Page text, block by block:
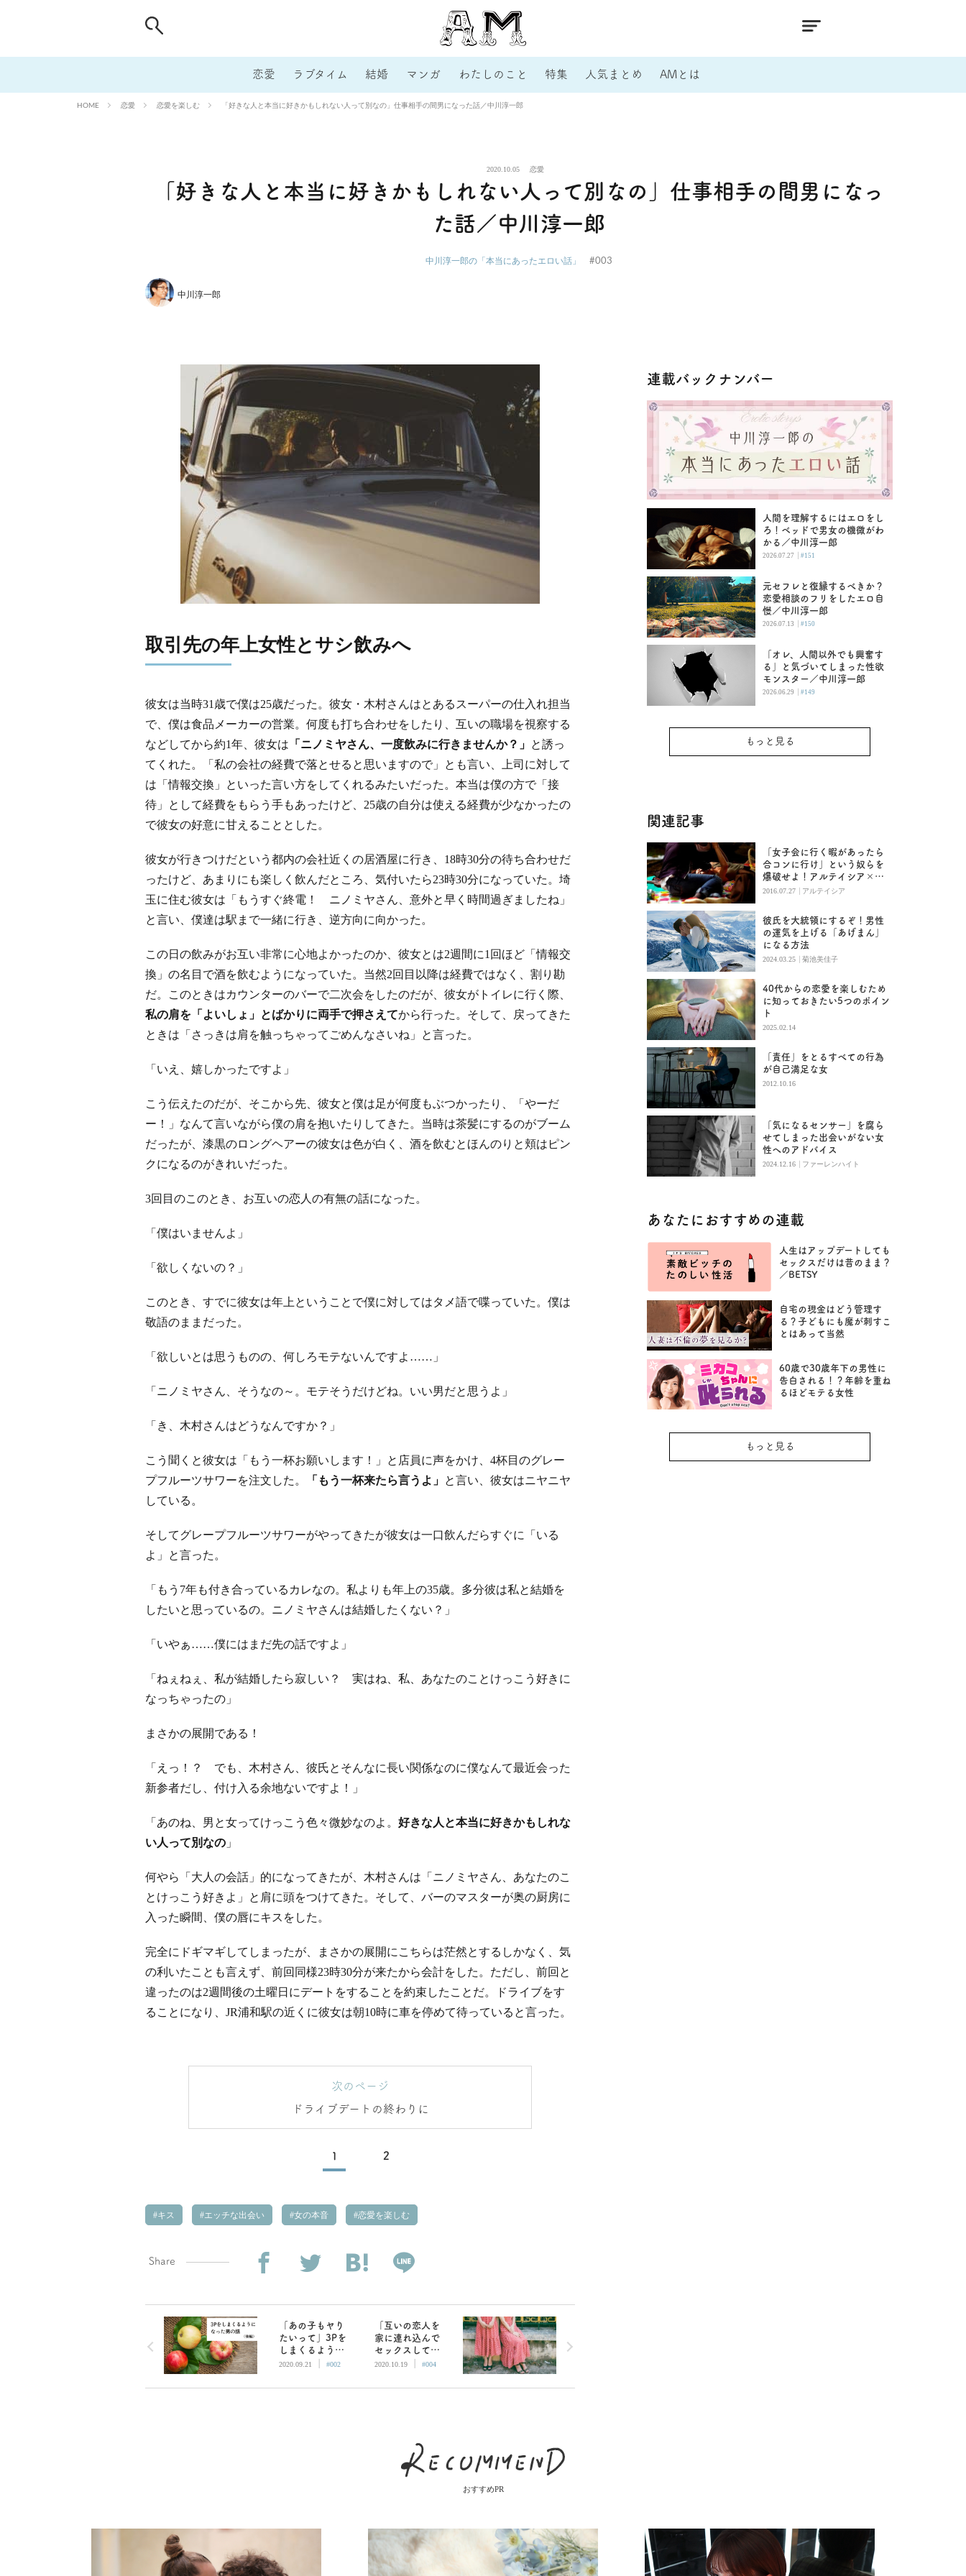
恋愛 ラブタイム 結婚 マンガ わたしのこと 特集 人気まとめ AMとは
HOME 恋愛 恋愛を楽しむ 「好きな人と本当に好きかもしれない人って別なの」仕事相手の間男になった話／中川淳一郎
2020.10.05 恋愛
「好きな人と本当に好きかもしれない人って別なの」仕事相手の間男になっ
た話／中川淳一郎
中川淳一郎の「本当にあったエロい話」 #003
中川淳一郎
取引先の年上女性とサシ飲みへ
彼女は当時31歳で僕は25歳だった。彼女・木村さんはとあるスーパーの仕入れ担当
で、僕は食品メーカーの営業。何度も打ち合わせをしたり、互いの職場を視察する
などしてから約1年、彼女は 「ニノミヤさん、一度飲みに行きませんか？」 と誘っ
てくれた。「私の会社の経費で落とせると思いますので」とも言い、上司に対して
は「情報交換」といった言い方をしてくれるみたいだった。本当は僕の方で「接
待」として経費をもらう手もあったけど、25歳の自分は使える経費が少なかったの
で彼女の好意に甘えることとした。
彼女が行きつけだという都内の会社近くの居酒屋に行き、18時30分の待ち合わせだ
ったけど、あまりにも楽しく飲んだところ、気付いたら23時30分になっていた。埼
玉に住む彼女は「もうすぐ終電！ ニノミヤさん、意外と早く時間過ぎましたね」
と言い、僕達は駅まで一緒に行き、逆方向に向かった。
この日の飲みがお互い非常に心地よかったのか、彼女とは2週間に1回ほど「情報交
換」の名目で酒を飲むようになっていた。当然2回目以降は経費ではなく、割り勘
だ。このときはカウンターのバーで二次会をしたのだが、彼女がトイレに行く際、
私の肩を「よいしょ」とばかりに両手で押さえてから行った。そして、戻ってきた
ときは「さっきは肩を触っちゃってごめんなさいね」と言った。
「いえ、嬉しかったですよ」
こう伝えたのだが、そこから先、彼女と僕は足が何度もぶつかったり、「やーだ
ー！」なんて言いながら僕の肩を抱いたりしてきた。当時は茶髪にするのがブーム
だったが、漆黒のロングヘアーの彼女は色が白く、酒を飲むとほんのりと頬はピン
クになるのがきれいだった。
3回目のこのとき、お互いの恋人の有無の話になった。
「僕はいませんよ」
「欲しくないの？」
このとき、すでに彼女は年上ということで僕に対してはタメ語で喋っていた。僕は
敬語のままだった。
「欲しいとは思うものの、何しろモテないんですよ……」
「ニノミヤさん、そうなの～。モテそうだけどね。いい男だと思うよ」
「き、木村さんはどうなんですか？」
こう聞くと彼女は「もう一杯お願いします！」と店員に声をかけ、4杯目のグレー
プフルーツサワーを注文した。
「もう一杯来たら言うよ」 と言い、彼女はニヤニヤ
している。
そしてグレープフルーツサワーがやってきたが彼女は一口飲んだらすぐに「いる
よ」と言った。
「もう7年も付き合っているカレなの。私よりも年上の35歳。多分彼は私と結婚を
したいと思っているの。ニノミヤさんは結婚したくない？」
「いやぁ……僕にはまだ先の話ですよ」
「ねぇねぇ、私が結婚したら寂しい？ 実はね、私、あなたのことけっこう好きに
なっちゃったの」
まさかの展開である！
「えっ！？ でも、木村さん、彼氏とそんなに長い関係なのに僕なんて最近会った
新参者だし、付け入る余地ないですよ！」
「あのね、男と女ってけっこう色々微妙なのよ。 好きな人と本当に好きかもしれな
い人って別なの 」
何やら「大人の会話」的になってきたが、木村さんは「ニノミヤさん、あなたのこ
とけっこう好きよ」と肩に頭をつけてきた。そして、バーのマスターが奥の厨房に
入った瞬間、僕の唇にキスをした。
完全にドギマギしてしまったが、まさかの展開にこちらは茫然とするしかなく、気
の利いたことも言えず、前回同様23時30分が来たから会計をした。ただし、前回と
違ったのは2週間後の土曜日にデートをすることを約束したことだ。ドライブをす
ることになり、JR浦和駅の近くに彼女は朝10時に車を停めて待っていると言った。
次のページ
ドライブデートの終わりに
1 2
キス エッチな出会い 女の本音 恋愛を楽しむ
Share
「あの子もヤり
たいって」3Pを
しまくるように
なった男の話
淳一郎
2020.09.21 | #002
「互いの恋人を
家に連れ込んで
セックスしても
OK」2人で暮ら
川淳一郎
2020.10.19 | #004
連載バックナンバー
人間を理解するにはエロをし
ろ！ベッドで男女の機微がわ
かる／中川淳一郎
2026.07.27 | #151
元セフレと復縁するべきか？
恋愛相談のフリをしたエロ自
慢／中川淳一郎
2026.07.13 | #150
「オレ、人間以外でも興奮す
る」と気づいてしまった性欲
モンスター／中川淳一郎
2026.06.29 | #149
もっと見る
関連記事
「女子会に行く暇があったら
合コンに行け」という奴らを
爆破せよ！アルテイシア×ぱ
ぷりこ対談⑥
2016.07.27 | アルテイシア
彼氏を大統領にするぞ！男性
の運気を上げる「あげまん」
になる方法
2024.03.25 | 菊池美佳子
40代からの恋愛を楽しむため
に知っておきたい5つのポイン
ト
2025.02.14
「責任」をとるすべての行為
が自己満足な女
2012.10.16
「気になるセンサー」を腐ら
せてしまった出会いがない女
性へのアドバイス
2024.12.16 | ファーレンハイト
あなたにおすすめの連載
人生はアップデートしても
セックスだけは昔のまま？
／BETSY
自宅の現金はどう管理す
る？子どもにも魔が刺すこ
とはあって当然
60歳で30歳年下の男性に
告白される！？年齢を重ね
るほどモテる女性
もっと見る
おすすめPR